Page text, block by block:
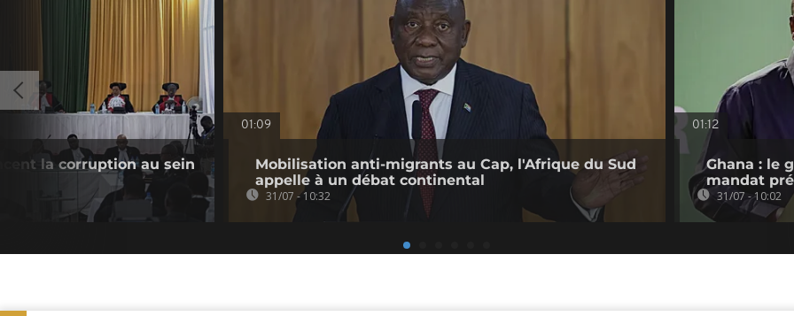
la corruption au sein
01:09
Mobilisation anti-migrants au Cap, l'Afrique du Sud
appelle à un débat continental
31/07 - 10:32
01:12
Ghana : le
mandat
31/07 - 10:02